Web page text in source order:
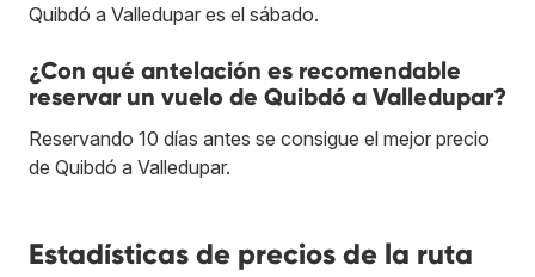
Quibdó a Valledupar es el sábado.
¿Con qué antelación es recomendable
reservar un vuelo de Quibdó a Valledupar?
Reservando 10 días antes se consigue el mejor precio
de Quibdó a Valledupar.
Estadísticas de precios de la ruta